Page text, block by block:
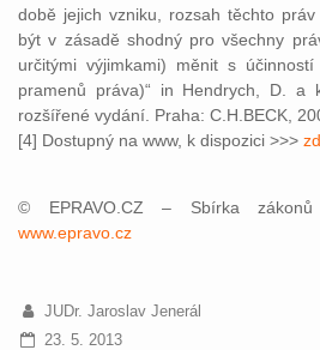
době jejich vzniku, rozsah těchto
být v zásadě shodný pro všechny
určitými výjimkami) měnit s
pramenů práva)“ in Hendrych, D. a
rozšířené vydání. Praha: C.H.BECK,
[4] Dostupný na www, k dispozici >>>
© EPRAVO.CZ – Sbírka
www.epravo.cz
JUDr. Jaroslav Jenerál
23. 5. 2013